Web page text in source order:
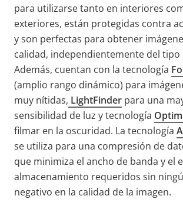
para utilizarse tanto en interiores
exteriores, están protegidas contra
y son perfectas para obtener
calidad, independientemente del
Además, cuentan con la tecnología
(amplio rango dinámico) para
muy nítidas, LightFinder para una
sensibilidad de luz y tecnología
filmar en la oscuridad. La tecnología
se utiliza para una compresión de
que minimiza el ancho de banda y el
almacenamiento requeridos sin
negativo en la calidad de la imagen.